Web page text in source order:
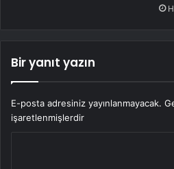
Bir yanıt yazın
E-posta adresiniz yayınlanmayacak.
işaretlenmişlerdir